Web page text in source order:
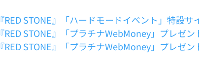
『RED STONE』「ハードモードイベント」特設サ
『RED STONE』「プラチナWebMoney」プレゼ
『RED STONE』「プラチナWebMoney」プレゼ